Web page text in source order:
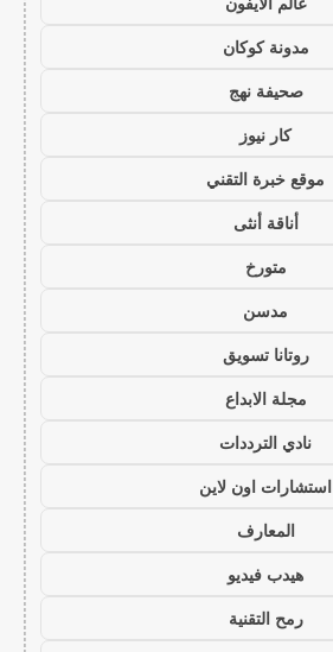
مدونة كوكان
صحيفة نهج
كار نيوز
موقع خبرة التقني
أناقة أنثى
متورخ
مدسن
روتانا تسويق
مجلة الابداع
نادي الترددات
استشارات اون لاين
المعارف
هيدب فيديو
رمح التقنية